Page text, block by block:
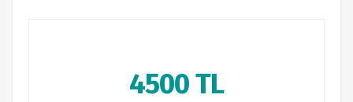
4500 TL